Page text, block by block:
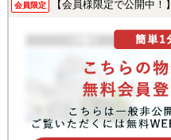
会員限定 【会員様限定で公開中！】